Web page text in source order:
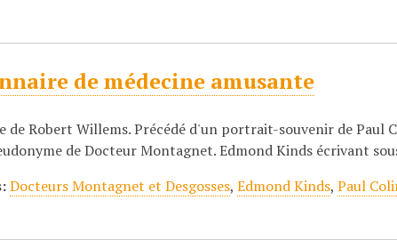
de médecine amusante
de Robert Willems. Précédé d'un portrait-souvenir de Paul
de Docteur Montagnet. Edmond Kinds écrivant
Docteurs Montagnet et Desgosses,Edmond Kinds,Paul